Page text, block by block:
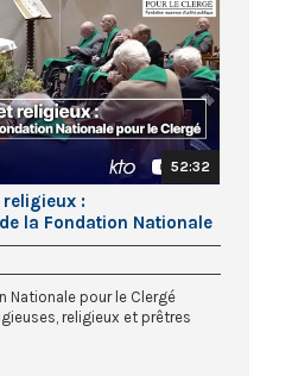
52:32
religieux :
la Fondation Nationale
Nationale pour le Clergé
religieux et prêtres